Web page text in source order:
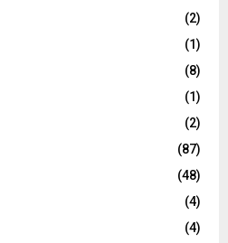
(2)
(1)
(8)
(1)
(2)
(87)
(48)
(4)
(4)